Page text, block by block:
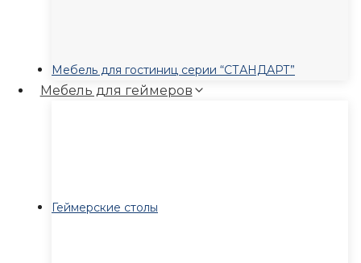
Мебель для гостиниц серии “СТАНДАРТ”
Мебель для геймеров
Геймерские столы